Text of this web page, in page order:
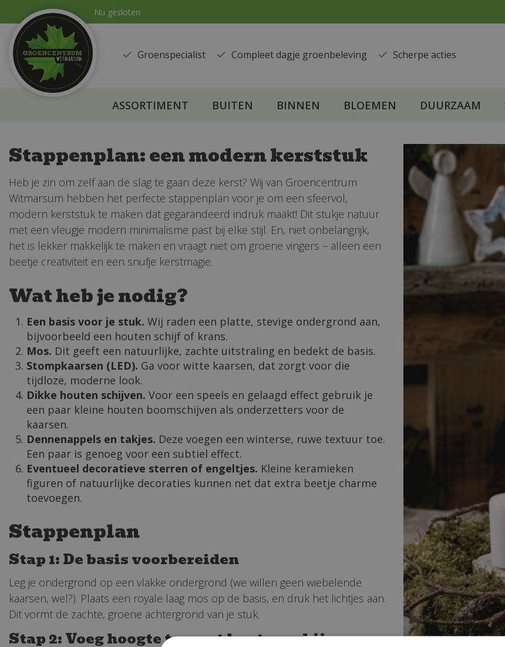
naar
content
Nu gesloten
Groenspecialist ​Compleet dagje groenbeleving ​Scherpe acties
ASSORTIMENT BUITEN BINNEN BLOEMEN DUURZAAM
Stappenplan: een modern kerststuk
Heb je zin om zelf aan de slag te gaan deze kerst? Wij van Groencentrum
Witmarsum hebben het perfecte stappenplan voor je om een sfeervol,
modern kerststuk te maken dat gegarandeerd indruk maakt! Dit stukje natuur
met een vleugje modern minimalisme past bij elke stijl. En, niet onbelangrijk,
het is lekker makkelijk te maken en vraagt niet om groene vingers – alleen een
beetje creativiteit en een snufje kerstmagie.
Wat heb je nodig?
Een basis voor je stuk. Wij raden een platte, stevige ondergrond aan,
bijvoorbeeld een houten schijf of krans.
Mos. Dit geeft een natuurlijke, zachte uitstraling en bedekt de basis.
Stompkaarsen (LED). Ga voor witte kaarsen, dat zorgt voor die
tijdloze, moderne look.
Dikke houten schijven. Voor een speels en gelaagd effect gebruik je
een paar kleine houten boomschijven als onderzetters voor de
kaarsen.
Dennenappels en takjes. Deze voegen een winterse, ruwe textuur toe.
Een paar is genoeg voor een subtiel effect.
Eventueel decoratieve sterren of engeltjes. Kleine keramieken
figuren of natuurlijke decoraties kunnen net dat extra beetje charme
toevoegen.
Stappenplan
Stap 1: De basis voorbereiden
Leg je ondergrond op een vlakke ondergrond (we willen geen wiebelende
kaarsen, wel?). Plaats een royale laag mos op de basis, en druk het lichtjes aan.
Dit vormt de zachte, groene achtergrond van je stuk.
Stap 2: Voeg hoogte toe met houten schijven